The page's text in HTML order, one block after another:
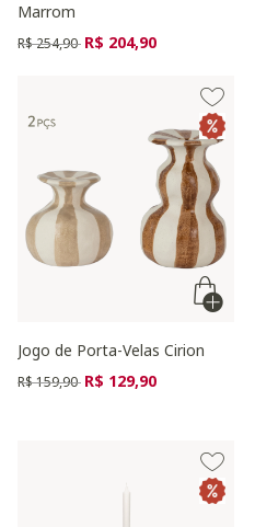
Marrom
Preço reduzido de
R$ 254,90 para
R$ 204,90
Jogo de Porta-Velas Cirion
Preço reduzido de
R$ 159,90 para
R$ 129,90